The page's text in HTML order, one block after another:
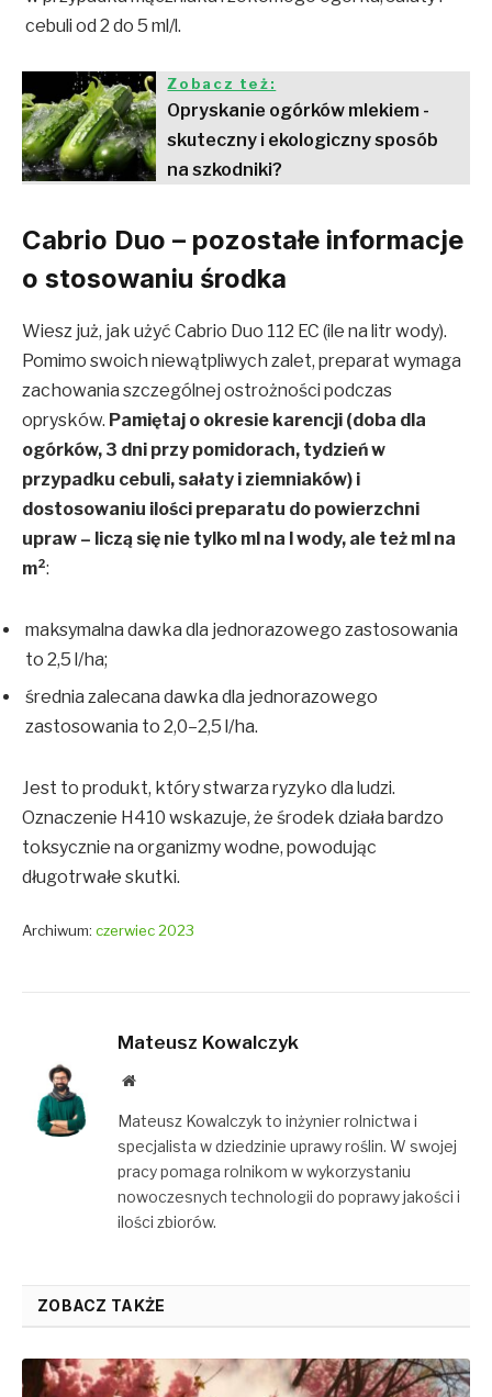
cebuli od 2 do 5 ml/l.
Zobacz też:
Opryskanie ogórków mlekiem -
skuteczny i ekologiczny sposób
na szkodniki?
Cabrio Duo – pozostałe informacje
o stosowaniu środka
Wiesz już, jak użyć Cabrio Duo 112 EC (ile na litr wody).
Pomimo swoich niewątpliwych zalet, preparat wymaga
zachowania szczególnej ostrożności podczas
oprysków. Pamiętaj o okresie karencji (doba dla
ogórków, 3 dni przy pomidorach, tydzień w
przypadku cebuli, sałaty i ziemniaków) i
dostosowaniu ilości preparatu do powierzchni
upraw – liczą się nie tylko ml na l wody, ale też ml na
m²:
maksymalna dawka dla jednorazowego zastosowania
to 2,5 l/ha;
średnia zalecana dawka dla jednorazowego
zastosowania to 2,0–2,5 l/ha.
Jest to produkt, który stwarza ryzyko dla ludzi.
Oznaczenie H410 wskazuje, że środek działa bardzo
toksycznie na organizmy wodne, powodując
długotrwałe skutki.
Archiwum: czerwiec 2023
Mateusz Kowalczyk
Website
Mateusz Kowalczyk to inżynier rolnictwa i
specjalista w dziedzinie uprawy roślin. W swojej
pracy pomaga rolnikom w wykorzystaniu
nowoczesnych technologii do poprawy jakości i
ilości zbiorów.
ZOBACZ TAKŻE